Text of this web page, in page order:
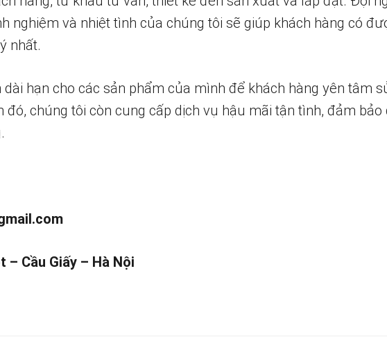
nghiệm và nhiệt tình của chúng tôi sẽ giúp khách hàng có
nhất.
hạn cho các sản phẩm của mình để khách hàng yên tâm
đó, chúng tôi còn cung cấp dịch vụ hậu mãi tận tình, đảm bảo
– Cầu Giấy – Hà Nội